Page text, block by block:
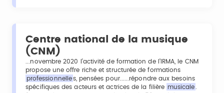
Centre national de la musique
(CNM)
...novembre 2020 l’activité de formation de l’IRMA, le CNM
propose une offre riche et structurée de formations
professionnelles, pensées pour......répondre aux besoins
spécifiques des acteurs et actrices de la filière musicale